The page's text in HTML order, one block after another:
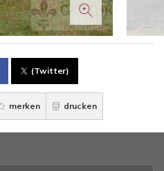
(Twitter)
merken drucken